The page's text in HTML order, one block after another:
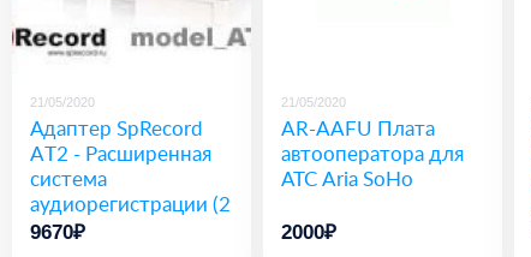
21/05/2020
Адаптер SpRecord
AТ2 - Расширенная
система
аудиорегистрации (2
канала)
9670₽
21/05/2020
AR-AAFU Плата
автооператора для
АТС Aria SoHo
2000₽